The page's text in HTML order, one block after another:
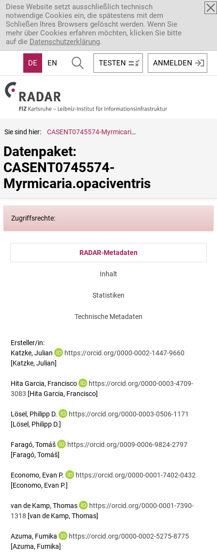
Direkt zum Inhalt
Diese Website setzt ausschließlich technisch
notwendige Cookies ein, die spätestens mit dem
Schließen Ihres Browsers gelöscht werden. Wenn Sie
mehr über Cookies erfahren möchten, klicken Sie bitte
auf die Datenschutzerklärung.
DE EN TESTEN ANMELDEN
Sie sind hier: CASENT0745574-Myrmicaria.opaciventris
Datenpaket:
CASENT0745574-
Myrmicaria.opaciventris
Zugriffsrechte:
RADAR-Metadaten
Inhalt
Statistiken
Technische Metadaten
Ersteller/in:
Katzke, Julian
https://orcid.org/0000-0002-1447-9660
[Katzke, Julian]
Hita Garcia, Francisco
https://orcid.org/0000-0003-4709-
3083 [Hita Garcia, Francisco]
Lösel, Philipp D.
https://orcid.org/0000-0003-0506-1171
[Lösel, Philipp D.]
Faragó, Tomáš
https://orcid.org/0009-0006-9824-2797
[Faragó, Tomáš]
Economo, Evan P.
https://orcid.org/0000-0001-7402-0432
[Economo, Evan P.]
van de Kamp, Thomas
https://orcid.org/0000-0001-7390-
1318 [van de Kamp, Thomas]
Azuma, Fumika
https://orcid.org/0000-0002-5275-8775
[Azuma, Fumika]